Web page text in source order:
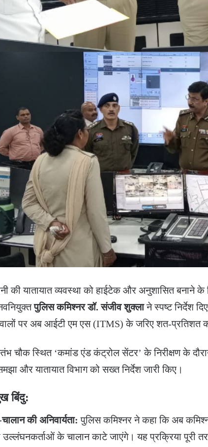
की यातायात व्यवस्था को हाईटेक और अनुशासित बनाने
पुलिस कमिश्नर डॉ. संजीव शुक्लाने स्पष्ट निर्देश
पर अब आईटी एम एस (ITMS) के जरिए शत-प्रतिशत
चौक स्थित ‘कमांड एंड कंट्रोल सेंटर’ के निरीक्षण के
और यातायात विभाग को सख्त निर्देश जारी किए।
बिंदु:
की अनिवार्यता: पुलिस कमिश्नर ने कहा कि अब
उल्लंघनकर्ताओं के चालान काटे जाएंगे। यह प्रक्रिया पूरी